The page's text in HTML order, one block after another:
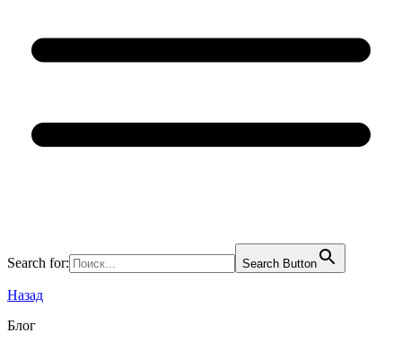
Search for: Search Button
Назад
Блог